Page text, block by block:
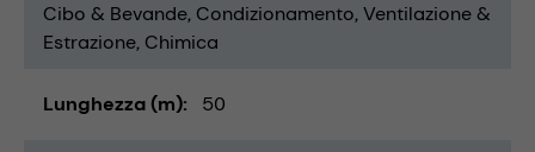
Cibo & Bevande Condizionamento, Ventilazione &
Estrazione Chimica
Lunghezza (m) 50